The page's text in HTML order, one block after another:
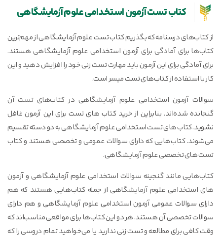
کتاب تست آزمون استخدامی علوم آزمایشگاهی
از کتاب‌های درسنامه که بگذریم کتاب‌ تست علوم آزمایشگاهی از مهم‌ترین
کتاب‌ها برای آمادگی برای آزمون استخدامی علوم آزمایشگاهی هستند.
برای آمادگی برای این آزمون باید مهارت تست زنی خود را افزایش دهید و این
کار با استفاده از کتاب‌های تست میسر است.
سوالات آزمون استخدامی علوم آزمایشگاهی در کتاب‌های تست آن
گنجانده‌ شده‌اند. بنابراین از خرید کتاب های تست برای این آزمون غافل
نشوید. کتاب های تست استخدامی علوم آزمایشگاهی به دو دسته تقسیم
می‌شوند. کتاب‌هایی که دارای سوالات عمومی و تخصصی هستند و کتاب
تست های تخصصی علوم آزمایشگاهی.
کتاب‌هایی مانند گنجینه سوالات استخدامی علوم آزمایشگاهی و آزمون
های استخدامی علوم آزمایشگاهی از جمله کتاب‌هایی هستند که هم
دارای سوالات عمومی آزمون استخدامی علوم آزمایشگاهی و هم دارای
سوالات تخصصی آن هستند. هر دو این کتاب‌ها برای مواقعی مناسب‌اند که
وقت کافی برای مطالعه و تست زنی ندارید یا می‌خواهید تمام دروسی را که